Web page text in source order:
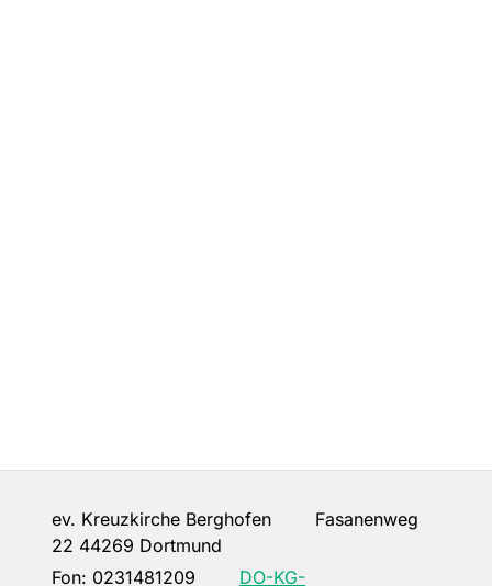
ev. Kreuzkirche Berghofen Fasanenweg
22 44269 Dortmund
Fon: 0231481209 DO-KG-